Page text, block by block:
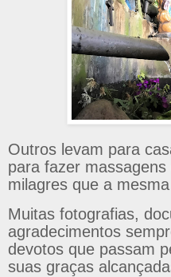
Outros levam para
para fazer
milagres que a
Muitas fotografias,
agradecimentos
devotos que passam
suas graças